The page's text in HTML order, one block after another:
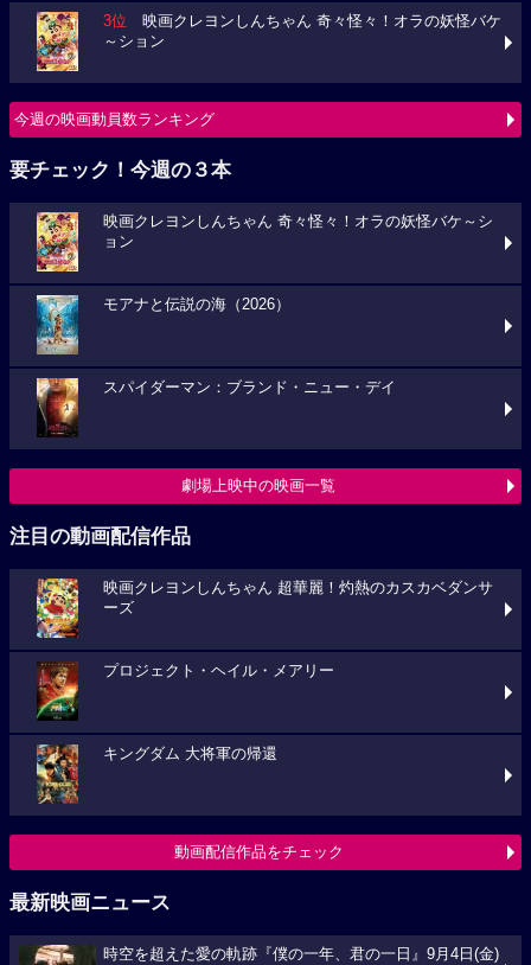
3位 映画クレヨンしんちゃん 奇々怪々！オラの妖怪バケ
～ション
今週の映画動員数ランキング
要チェック！今週の３本
映画クレヨンしんちゃん 奇々怪々！オラの妖怪バケ～シ
ョン
モアナと伝説の海（2026）
スパイダーマン：ブランド・ニュー・デイ
劇場上映中の映画一覧
注目の動画配信作品
映画クレヨンしんちゃん 超華麗！灼熱のカスカベダンサ
ーズ
プロジェクト・ヘイル・メアリー
キングダム 大将軍の帰還
動画配信作品をチェック
最新映画ニュース
時空を超えた愛の軌跡『僕の一年、君の一日』9月4日(金)